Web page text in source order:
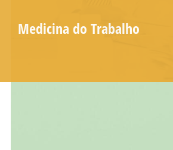
Medicina do Trabalho